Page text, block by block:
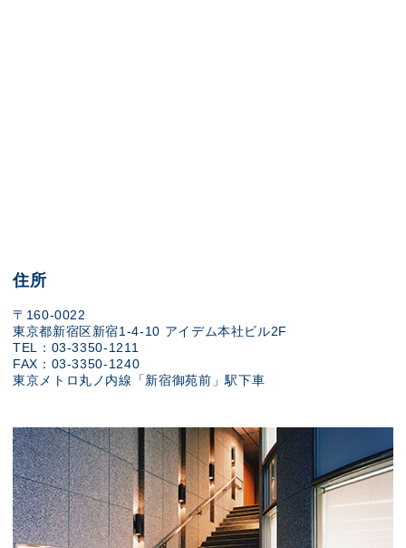
住所
〒160-0022
東京都新宿区新宿1-4-10 アイデム本社ビル2F
TEL：03-3350-1211
FAX：03-3350-1240
東京メトロ丸ノ内線「新宿御苑前」駅下車